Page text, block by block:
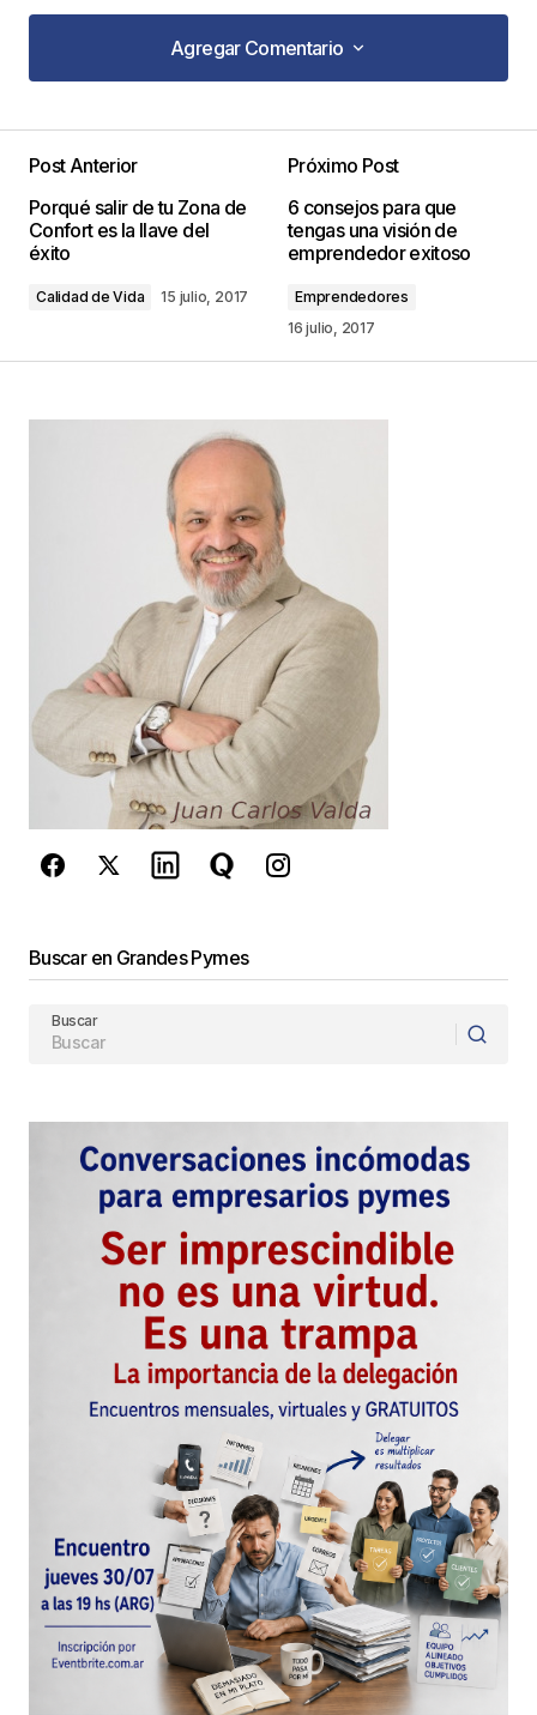
Agregar Comentario
Agregar Comentario
publicada. Los campos obligatorios están
marcados con*
Comentario*
*
Guarda mi nombre, correo electrónico y web en
este navegador para la próxima vez que
comente.
Este sitio esta protegido por
reCAPTCHA y laPolítica de
privacidady losTérminos del servicio
de Google se aplican.
Post Anterior
Porqué salir de tu Zona de
Confort es la llave del
éxito
Calidad de Vida 15 julio, 2017
Próximo Post
6 consejos para que
tengas una visión de
emprendedor exitoso
Emprendedores
16 julio, 2017
Buscar en Grandes Pymes
Buscar